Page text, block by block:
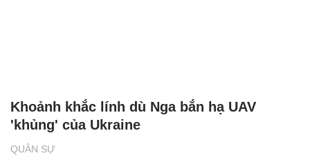
QUÂN SỰ
Khoảnh khắc lính dù Nga bắn hạ UAV
'khủng' của Ukraine